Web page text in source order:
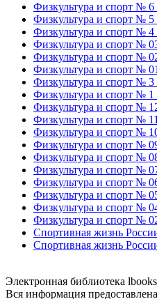
Физкультура и спорт № 6
Физкультура и спорт № 5
Физкультура и спорт № 4
Физкультура и спорт №
Физкультура и спорт №
Физкультура и спорт №
Физкультура и спорт № 3
Физкультура и спорт № 1
Физкультура и спорт №
Физкультура и спорт №
Физкультура и спорт №
Физкультура и спорт №
Физкультура и спорт №
Физкультура и спорт №
Физкультура и спорт №
Физкультура и спорт №
Физкультура и спорт №
Физкультура и спорт №
Спортивная жизнь
Спортивная жизнь
Электронная библиотека
Вся информация